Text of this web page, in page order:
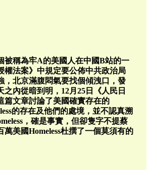
被稱為牢A的美國人在中國B站的一
權法案》中規定要公佈中共政治局
，北京滿腹悶氣要找個傾洩口，發
內從暗到明，12月25日《人民日
篇文章討論了美國確實存在的
的存在及他們的處境，並不認真溯
，確是事實，但卻隻字不提蔡
美國Homeless杜撰了一個莫須有的